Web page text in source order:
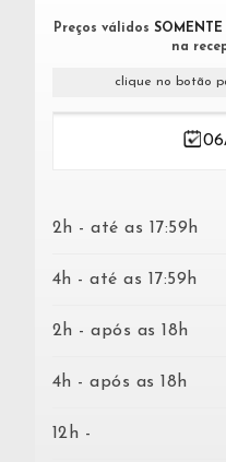
Preços válidos SOMENTE
na
clique no botão
2h - até as 17:59h
4h - até as 17:59h
2h - após as 18h
4h - após as 18h
12h -